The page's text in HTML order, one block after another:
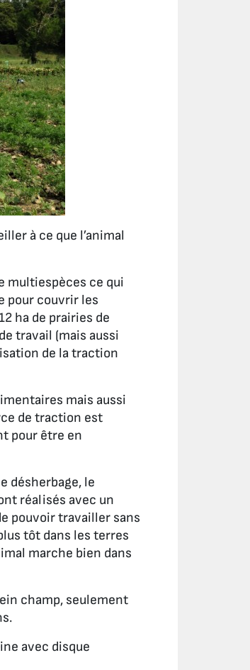
à ce que l’animal
multiespèces ce qui
pour couvrir les
ha de prairies de
travail (mais aussi
de la traction
mais aussi
de traction est
pour être en
désherbage, le
réalisés avec un
pouvoir travailler sans
tôt dans les terres
marche bien dans
champ, seulement
avec disque